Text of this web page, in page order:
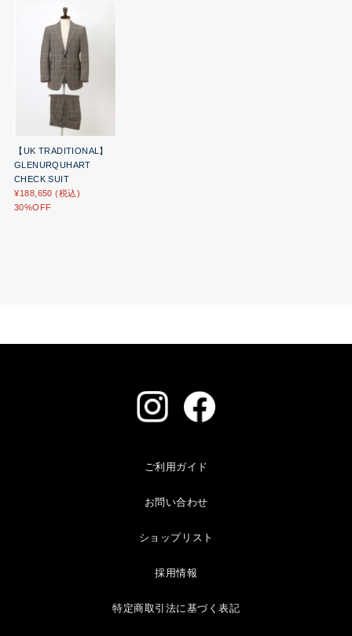
【UK TRADITIONAL】
GLENURQUHART
CHECK SUIT
¥188,650 (税込)
30%OFF
ご利用ガイド
お問い合わせ
ショップリスト
採用情報
特定商取引法に基づく表記